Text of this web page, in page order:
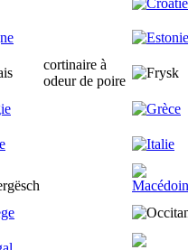
cortinaire à
odeur de poire